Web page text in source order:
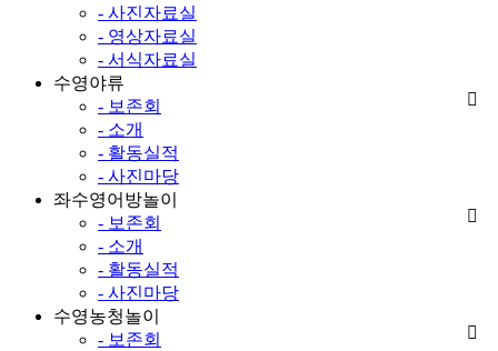
- 사진자료실
- 영상자료실
- 서식자료실
수영야류
- 보존회
- 소개
- 활동실적
- 사진마당
좌수영어방놀이
- 보존회
- 소개
- 활동실적
- 사진마당
수영농청놀이
- 보존회